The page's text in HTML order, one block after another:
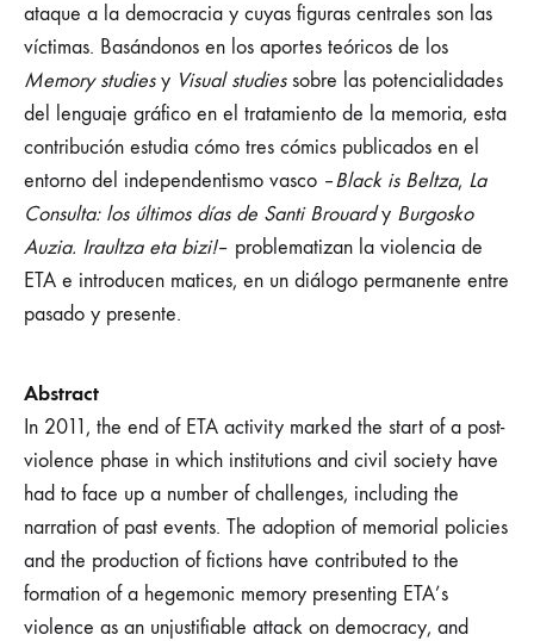
ataque a la democracia y cuyas figuras centrales son las
víctimas. Basándonos en los aportes teóricos de los
Memory studiesy Visual studiessobre las potencialidades
del lenguaje gráfico en el tratamiento de la memoria, esta
contribución estudia cómo tres cómics publicados en el
entorno del independentismo vasco –Black is Beltza, La
Consulta: los últimos días de Santi Brouardy Burgosko
Auzia. Iraultza eta bizi!– problematizan la violencia de
ETA e introducen matices, en un diálogo permanente entre
pasado y presente.
Abstract
In 2011, the end of ETA activity marked the start of a post-
violence phase in which institutions and civil society have
had to face up a number of challenges, including the
narration of past events. The adoption of memorial policies
and the production of fictions have contributed to the
formation of a hegemonic memory presenting ETA’s
violence as an unjustifiable attack on democracy, and